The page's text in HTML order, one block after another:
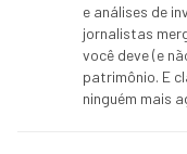
e análises de
jornalistas
você deve (e
patrimônio. E
ninguém mais